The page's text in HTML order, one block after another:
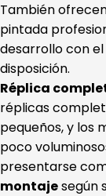
También
pintada
desarrollo con
disposición.
Réplica
réplicas
pequeños, y los
poco
presentarse
montajesegún